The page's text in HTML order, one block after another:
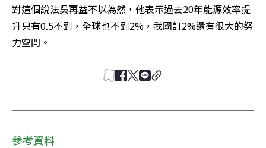
對這個說法吳再益不以為然，他表示過去20年能源效率提
升只有0.5不到，全球也不到2%，我國訂2%還有很大的努
力空間。
參考資料